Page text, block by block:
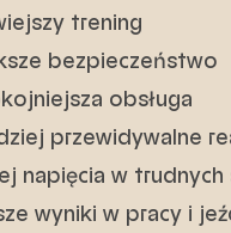
trening
bezpieczeństwo
obsługa
przewidywalne
napięcia w trudnych
wyniki w pracy i